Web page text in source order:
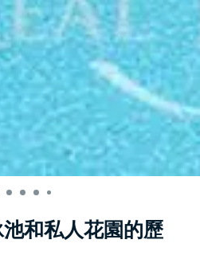
和私人花園的歷